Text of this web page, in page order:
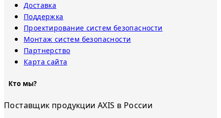
Доставка
Поддержка
Проектирование систем безопасности
Монтаж систем безопасности
Партнерство
Карта сайта
Кто мы?
Поставщик продукции AXIS в России